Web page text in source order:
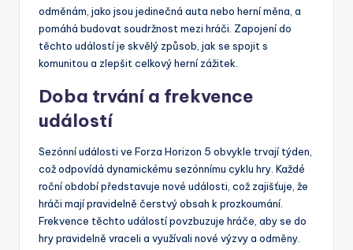
odměnám, jako jsou jedinečná auta nebo herní měna, a
pomáhá budovat soudržnost mezi hráči. Zapojení do
těchto událostí je skvělý způsob, jak se spojit s
komunitou a zlepšit celkový herní zážitek.
Doba trvání a frekvence
událostí
Sezónní události ve Forza Horizon 5 obvykle trvají týden,
což odpovídá dynamickému sezónnímu cyklu hry. Každé
roční období představuje nové události, což zajišťuje, že
hráči mají pravidelně čerstvý obsah k prozkoumání.
Frekvence těchto událostí povzbuzuje hráče, aby se do
hry pravidelně vraceli a využívali nové výzvy a odměny.